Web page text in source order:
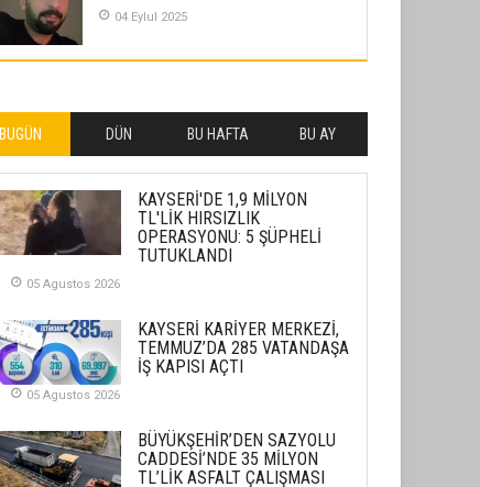
04 Eylul 2025
26 Subat 2026
METİN ERTEM
YENİ HİCRİ YIL VE ÜLKEMİZDE
YAŞANANLAR!
21 Haziran 2026
KENDİNE UYANMAK
30 Temmuz 2026
İlgi Alanlarımız ve Biz
02 Ekim 2025
BUGÜN DÜN BU HAFTA BU AY
KAYSERİ'DE 1,9 MİLYON
TL'LİK HIRSIZLIK
OPERASYONU: 5 ŞÜPHELİ
TUTUKLANDI
05 Agustos 2026
KAYSERİ KARİYER MERKEZİ,
TEMMUZ’DA 285 VATANDAŞA
İŞ KAPISI AÇTI
05 Agustos 2026
BÜYÜKŞEHİR’DEN SAZYOLU
CADDESİ’NDE 35 MİLYON
TL’LİK ASFALT ÇALIŞMASI